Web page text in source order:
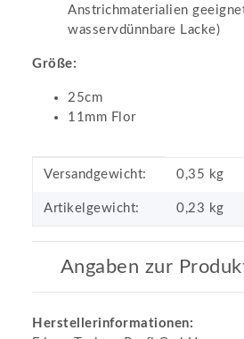
Anstrichmaterialien
wasservdünnbare Lacke)
Größe:
25cm
11mm Flor
Produkteigenschaft
Wert
Versandgewicht: 0,35 kg
Artikelgewicht: 0,23 kg
Angaben zur
Herstellerinformationen: